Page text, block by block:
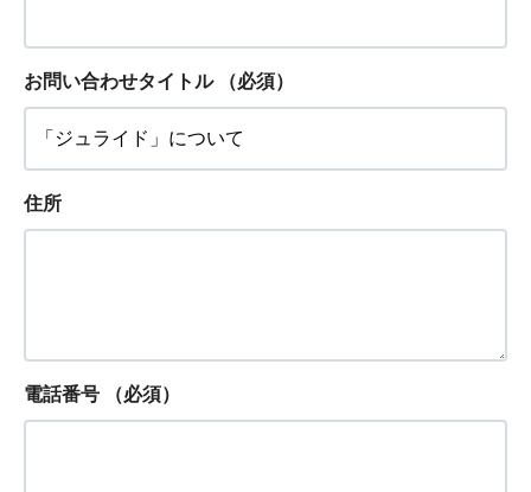
お問い合わせタイトル （必須）
住所
電話番号 （必須）